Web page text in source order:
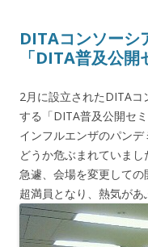
DITAコンソー
「DITA普及公
2月に設立されたDITAコ
する「DITA普及公開セ
インフルエンザのパン
どうか危ぶまれていまし
急遽、会場を変更しての
超満員となり、熱気があ